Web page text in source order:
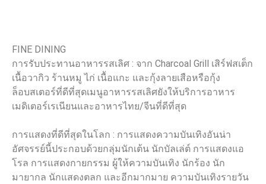
FINE DINING
การรับประทานอาหารรสเลิศ : จาก Charcoal Grill เสิร์ฟสเต็ก
เนื้อวากิว ร้านหมู ไก่ เนื้อแกะ และกุ้งลายเสือหรือกุ้ง
ล็อบสเตอร์ที่ดีที่สุดเมนูอาหารรสเลิศยังให้บริการอาหาร
เมดิเตอร์เรเนียนและอาหารไทย/จีนที่ดีที่สุด
การแสดงที่ดีที่สุดในโลก : การแสดงความบันเทิงอันน่า
อัศจรรย์นี้ประกอบด้วยกลุ่มนักเต้น นักบัลเล่ต์ การแสดงแอ
โรล การแสดงกายกรรม ผู้ให้ความบันเทิง นักร้อง นัก
มายากล นักแสดงตลก และอีกมากมาย ความบันเทิงรายวัน